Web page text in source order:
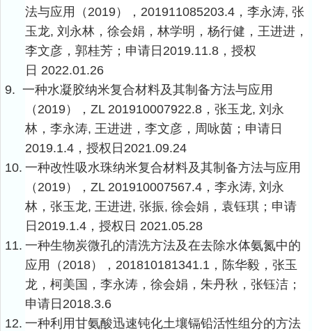
法与应用（ 2019）， 201911085203.4 ，李永涛, 张
玉龙, 刘永林，徐会娟，林学明，杨行健，王进进，
李文彦，郭桂芳；申请日 2019.11.8 ，授权
日 2022.01.26
9. 一种水凝胶纳米复合材料及其制备方法与应用
（ 2019）， ZL 201910007922.8 ，张玉龙, 刘永
林，李永涛, 王进进，李文彦，周咏茵；申请日
2019.1.4 ，授权日 2021.09.24
10. 一种改性吸水珠纳米复合材料及其制备方法与应用
（ 2019）， ZL 201910007567.4 ，李永涛, 刘永
林，张玉龙, 王进进, 张振, 徐会娟，袁钰琪；申请
日 2019.1.4 ，授权日 2021.05.28
11. 一种生物炭微孔的清洗方法及在去除水体氨氮中的
应用（ 2018）， 201810181341.1 ，陈华毅，张玉
龙，柯美国，李永涛，徐会娟，朱丹秋，张钰洁；
申请日 2018.3.6
12. 一种利用甘氨酸迅速钝化土壤镉铅活性组分的方法